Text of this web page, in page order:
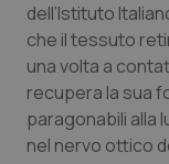
Rene &
dell’Istituto
che il tessuto
una volta a
recupera la sua
paragonabili alla
nel nervo ottico